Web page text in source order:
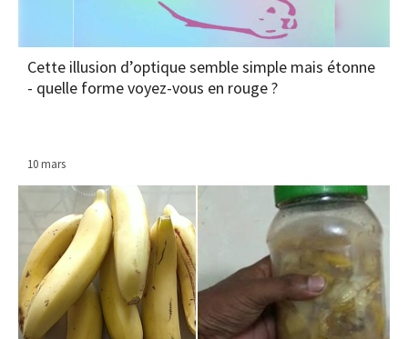
Cette illusion d’optique semble simple mais étonne
- quelle forme voyez-vous en rouge ?
10 mars